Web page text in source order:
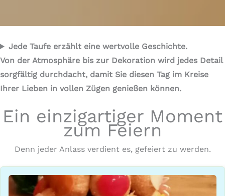
Jede Taufe erzählt eine wertvolle Geschichte.
Von der Atmosphäre bis zur Dekoration wird jedes Detail
sorgfältig durchdacht, damit Sie diesen Tag im Kreise
Ihrer Lieben in vollen Zügen genießen können.
Ein einzigartiger Moment
zum Feiern
Denn jeder Anlass verdient es, gefeiert zu werden.